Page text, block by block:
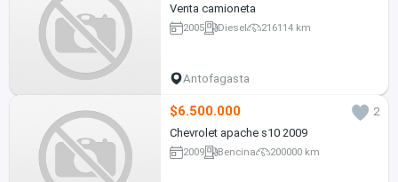
Venta camioneta
2005 Diesel 216114 km
Antofagasta
$6.500.000
2
Chevrolet apache s10 2009
2009 Bencina 200000 km